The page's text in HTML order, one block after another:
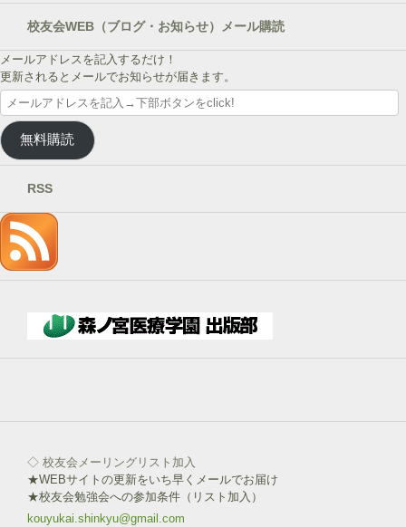
校友会WEB（ブログ・お知らせ）メール購読
メールアドレスを記入するだけ！
更新されるとメールでお知らせが届きます。
メ
ー
ル
ア
ド
を
記
入
→
ン
無料購読
RSS
◇ 校友会メーリングリスト加入
★WEBサイトの更新をいち早くメールでお届け
★校友会勉強会への参加条件（リスト加入）
kouyukai.shinkyu@gmail.com